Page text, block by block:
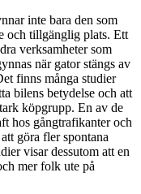
inte bara den som
och tillgänglig plats. Ett
verksamheter som
när gator stängs av
finns många studier
bilens betydelse och att
köpgrupp. En av de
hos gångtrafikanter och
göra fler spontana
visar dessutom att en
mer folk ute på